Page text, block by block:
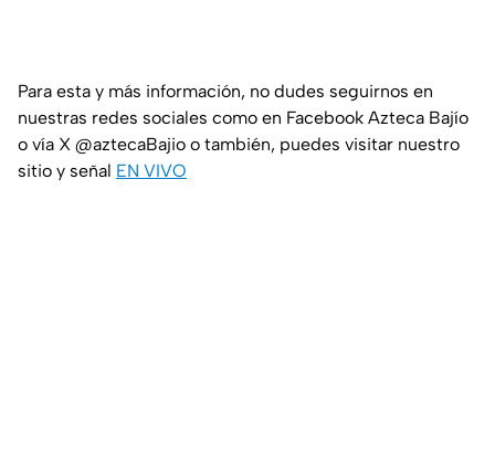
Para esta y más información, no dudes seguirnos en
nuestras redes sociales como en Facebook Azteca Bajío
o vía X @aztecaBajio o también, puedes visitar nuestro
sitio y señal EN VIVO